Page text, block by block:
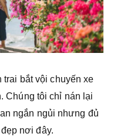
trai bắt vội chuyến xe
Chúng tôi chỉ nán lại
ngắn ngủi nhưng đủ
nơi đây.